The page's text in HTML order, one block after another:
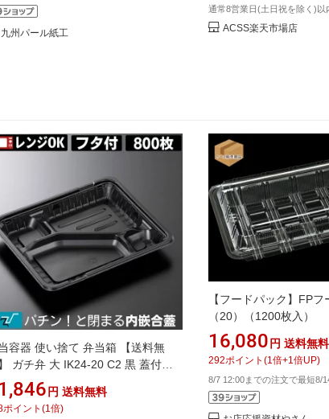
九州パール紙工
通常8営業日(土日祝を除く)以
ACSS楽天市場店
容器 使い捨て 弁当箱 【送料無
ガチ弁 大 IK24-20 C2 黒 蓋付き
ト (800枚入) お弁当箱 テイクアウ
持ち帰り 宅配 デリバリー イベン
務用 中央化学ック 容器 レンジ対
円 送料無料
ポイント (1倍)
【フードパック】FPフ
（20）（1200枚入）
16,080 円 送料無料
292ポイント (1 倍+1 倍UP)
8/7 12:00までの注文で最短8/